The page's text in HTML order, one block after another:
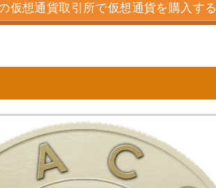
仮想通貨取引所で仮想通貨を購入する